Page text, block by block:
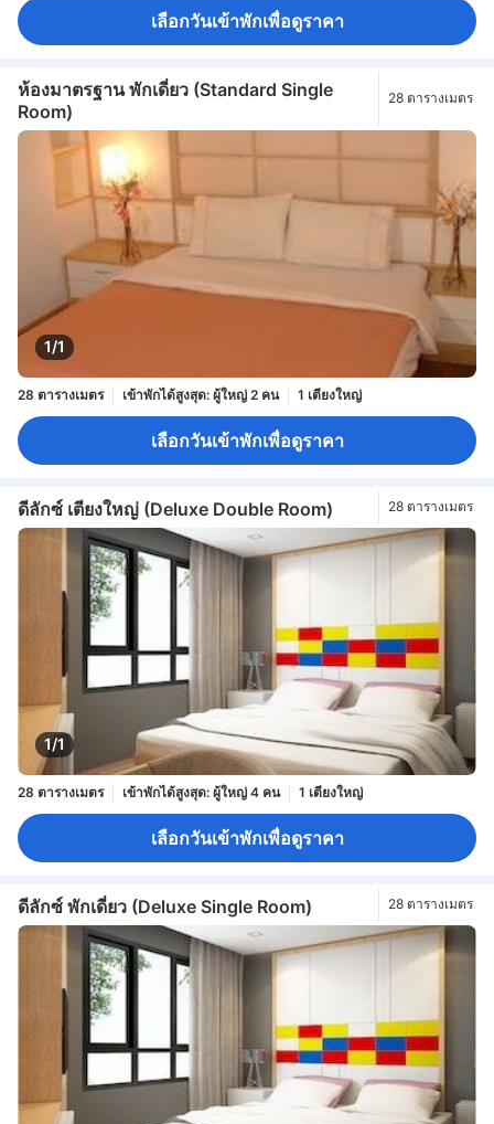
เลือกวันเข้าพักเพื่อดูราคา
ห้องมาตรฐาน พักเดี่ยว (Standard Single
Room)
28 ตารางเมตร
1/1
28 ตารางเมตร เข้าพักได้สูงสุด: ผู้ใหญ่ 2 คน 1 เตียงใหญ่
เลือกวันเข้าพักเพื่อดูราคา
ดีลักซ์ เตียงใหญ่ (Deluxe Double Room) 28 ตารางเมตร
1/1
28 ตารางเมตร เข้าพักได้สูงสุด: ผู้ใหญ่ 4 คน 1 เตียงใหญ่
เลือกวันเข้าพักเพื่อดูราคา
ดีลักซ์ พักเดี่ยว (Deluxe Single Room) 28 ตารางเมตร